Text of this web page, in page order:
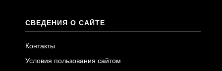
СВЕДЕНИЯ О САЙТЕ
Контакты
Условия пользования сайтом